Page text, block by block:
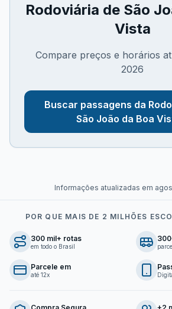
Rodoviária de São
Vista
Compare preços e horários
2026
Buscar passagens da
São João da Boa
Informações atualizadas em
POR QUE MAIS DE 2 MILHÕES
300 mil+ rotas
em todo o Brasil
Parcele em
até 12x
Compra Segura +2